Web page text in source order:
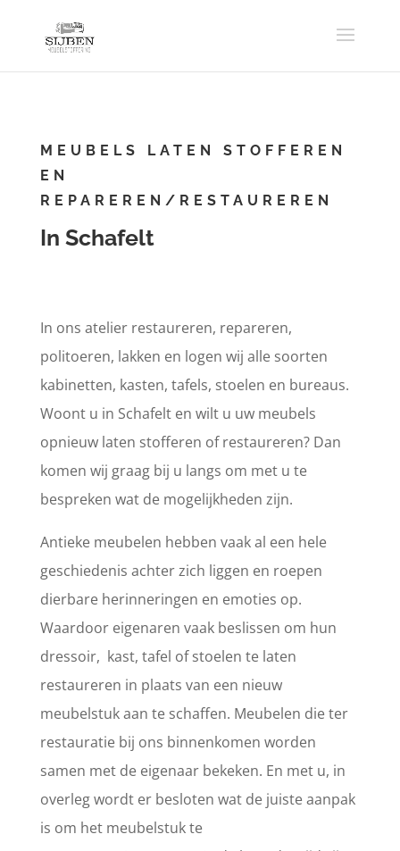
MEUBELS LATEN STOFFEREN
EN
REPAREREN/RESTAUREREN
In Schafelt
In ons atelier restaureren, repareren,
politoeren, lakken en logen wij alle soorten
kabinetten, kasten, tafels, stoelen en bureaus.
Woont u in Schafelt en wilt u uw meubels
opnieuw laten stofferen of restaureren? Dan
komen wij graag bij u langs om met u te
bespreken wat de mogelijkheden zijn.
Antieke meubelen hebben vaak al een hele
geschiedenis achter zich liggen en roepen
dierbare herinneringen en emoties op.
Waardoor eigenaren vaak beslissen om hun
dressoir, kast, tafel of stoelen te laten
restaureren in plaats van een nieuw
meubelstuk aan te schaffen. Meubelen die ter
restauratie bij ons binnenkomen worden
samen met de eigenaar bekeken. En met u, in
overleg wordt er besloten wat de juiste aanpak
is om het meubelstuk te